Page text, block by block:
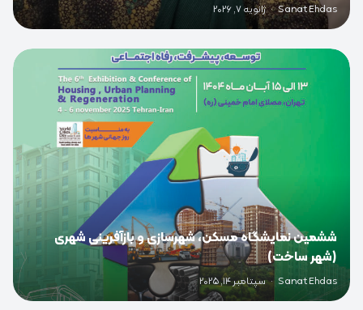
Sanat Ehdas
· ژانویه 7, 2026
0
ششمین نمایشگاه مسکن، شهرسازی و بازآفرینی شهری
(شهر ساخت)
Sanat Ehdas
· سپتامبر 14, 2025